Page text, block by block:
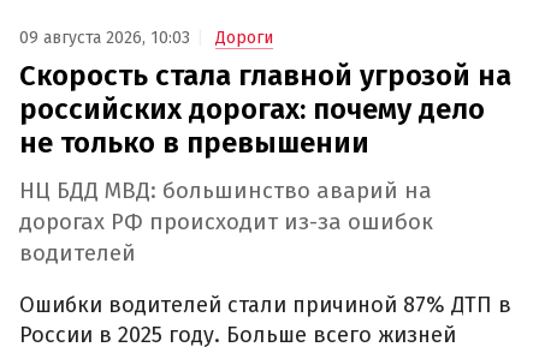
09 августа 2026, 10:03 Дороги
Скорость стала главной угрозой на
российских дорогах: почему дело
не только в превышении
НЦ БДД МВД: большинство аварий на
дорогах РФ происходит из-за ошибок
водителей
Ошибки водителей стали причиной 87% ДТП в
России в 2025 году. Больше всего жизней